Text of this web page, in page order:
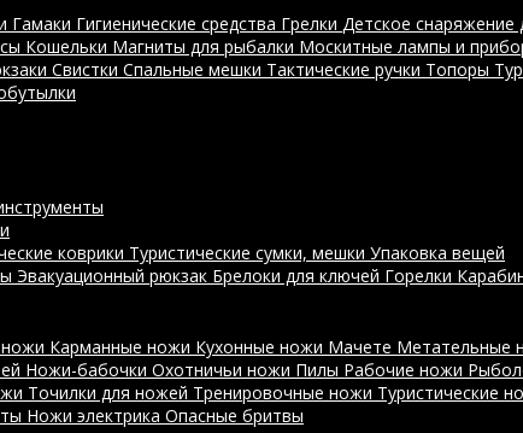
Гамаки Гигиенические средства Грелки Детское снаряжение
Кошельки Магниты для рыбалки Москитные лампы и
Свистки Спальные мешки Тактические ручки Топоры
коврики Туристические сумки, мешки Упаковка вещей
Эвакуационный рюкзак Брелоки для ключей Горелки
Карманные ножи Кухонные ножи Мачете Метательные
Ножи-бабочки Охотничьи ножи Пилы Рабочие ножи
Точилки для ножей Тренировочные ножи Туристические
Ножи электрика Опасные бритвы